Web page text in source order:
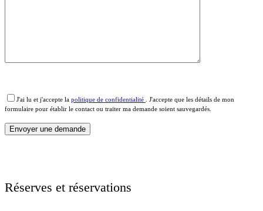
J'ai lu et j'accepte la politique de confidentialité . J'accepte que les détails de mon
formulaire pour établir le contact ou traiter ma demande soient sauvegardés.
Réserves et réservations